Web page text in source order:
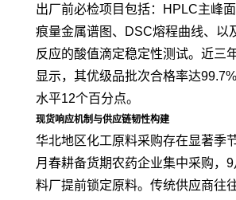
出厂前必检项目包括：HPLC主峰
痕量金属谱图、DSC熔程曲线、以
反应的酸值滴定稳定性测试。近三
显示，其优级品批次合格率达
水平12个百分点。
现货响应机制与供应链韧性构建
华北地区化工原料采购存在显著季
月春耕备货期农药企业集中采购，
料厂提前锁定原料。传统供应商往